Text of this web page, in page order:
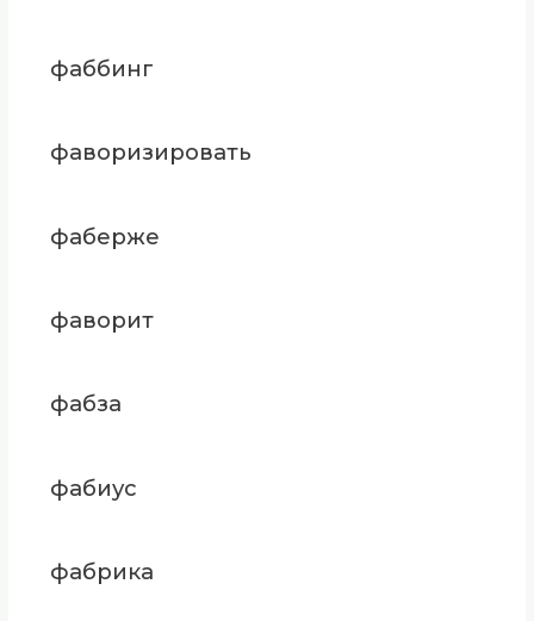
фаббинг
фаворизировать
фаберже
фаворит
фабза
фабиус
фабрика